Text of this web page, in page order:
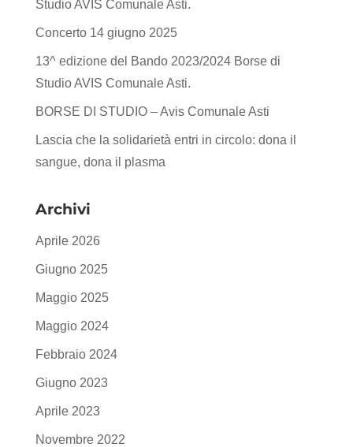
Studio AVIS Comunale Asti.
Concerto 14 giugno 2025
13^ edizione del Bando 2023/2024 Borse di
Studio AVIS Comunale Asti.
BORSE DI STUDIO – Avis Comunale Asti
Lascia che la solidarietà entri in circolo: dona il
sangue, dona il plasma
Archivi
Aprile 2026
Giugno 2025
Maggio 2025
Maggio 2024
Febbraio 2024
Giugno 2023
Aprile 2023
Novembre 2022